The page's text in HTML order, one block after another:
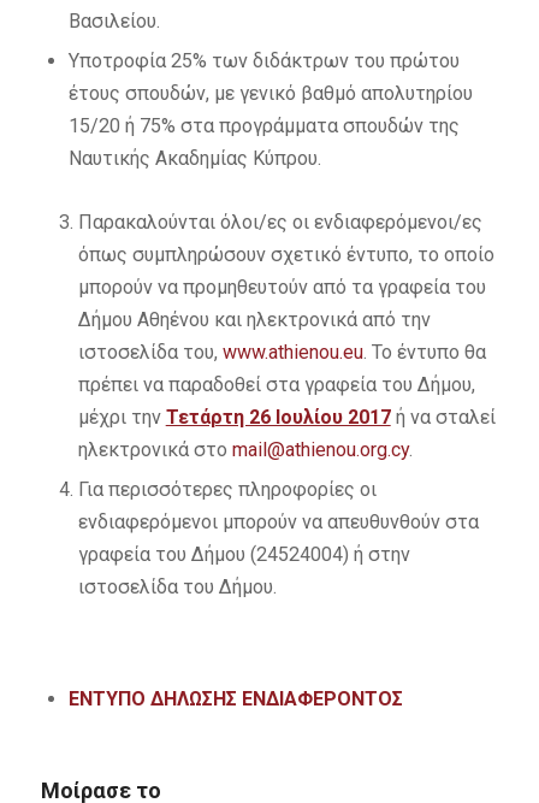
Βασιλείου.
Υποτροφία 25% των διδάκτρων του πρώτου
έτους σπουδών, με γενικό βαθμό απολυτηρίου
15/20 ή 75% στα προγράμματα σπουδών της
Ναυτικής Ακαδημίας Κύπρου.
Παρακαλούνται όλοι/ες οι ενδιαφερόμενοι/ες
όπως συμπληρώσουν σχετικό έντυπο, το οποίο
μπορούν να προμηθευτούν από τα γραφεία του
Δήμου Αθηένου και ηλεκτρονικά από την
ιστοσελίδα του, www.athienou.eu. Το έντυπο θα
πρέπει να παραδοθεί στα γραφεία του Δήμου,
μέχρι την Τετάρτη 26 Ιουλίου 2017ή να σταλεί
ηλεκτρονικά στο mail@athienou.org.cy.
Για περισσότερες πληροφορίες οι
ενδιαφερόμενοι μπορούν να απευθυνθούν στα
γραφεία του Δήμου (24524004) ή στην
ιστοσελίδα του Δήμου.
ΕΝΤΥΠΟ ΔΗΛΩΣΗΣ ΕΝΔΙΑΦΕΡΟΝΤΟΣ
Μοίρασε το